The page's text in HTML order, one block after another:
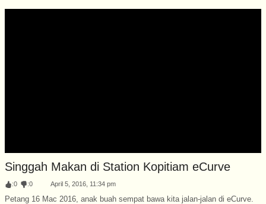
Singgah Makan di Station Kopitiam eCurve
:0 :0 April 5, 2016, 11:34 pm
Petang 16 Mac 2016, anak buah sempat bawa kita jalan-jalan di eCurve.